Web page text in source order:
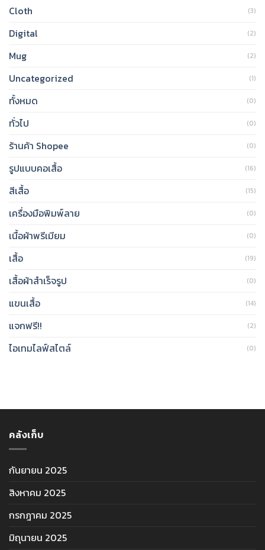
Cloth (3)
Digital (2)
Mug (2)
Uncategorized (1)
ทั้งหมด (0)
ทั่วไป (0)
ร้านค้า Shopee (0)
รูปแบบคอเสื้อ (16)
สีเสื้อ (15)
เครื่องมือพิมพ์ลาย (0)
เนื้อผ้าพรีเมียม (0)
เสื้อ (19)
เสื้อผ้าสำเร็จรูป (0)
แขนเสื้อ (14)
แจกฟรี!! (2)
ไอเทมไลฟ์สไตล์ (0)
คลังเก็บ
กันยายน 2025
สิงหาคม 2025
กรกฎาคม 2025
มิถุนายน 2025